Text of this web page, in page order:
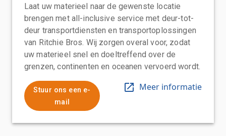
Laat uw materieel naar de gewenste locatie
brengen met all-inclusive service met deur-tot-
deur transportdiensten en transportoplossingen
van Ritchie Bros. Wij zorgen overal voor, zodat
uw materieel snel en doeltreffend over de
grenzen, continenten en oceanen vervoerd wordt.
Stuur ons een e-
mail
Meer informatie